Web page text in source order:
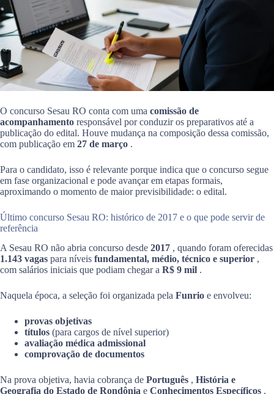
O concurso Sesau RO conta com uma comissão de
acompanhamento responsável por conduzir os preparativos até a
publicação do edital. Houve mudança na composição dessa comissão,
com publicação em 27 de março .
Para o candidato, isso é relevante porque indica que o concurso segue
em fase organizacional e pode avançar em etapas formais,
aproximando o momento de maior previsibilidade: o edital.
Último concurso Sesau RO: histórico de 2017 e o que pode servir de
referência
A Sesau RO não abria concurso desde 2017 , quando foram oferecidas
1.143 vagas para níveis fundamental, médio, técnico e superior ,
com salários iniciais que podiam chegar a R$ 9 mil .
Naquela época, a seleção foi organizada pela Funrio e envolveu:
provas objetivas
títulos (para cargos de nível superior)
avaliação médica admissional
comprovação de documentos
Na prova objetiva, havia cobrança de Português , História e
Geografia do Estado de Rondônia e Conhecimentos Específicos .